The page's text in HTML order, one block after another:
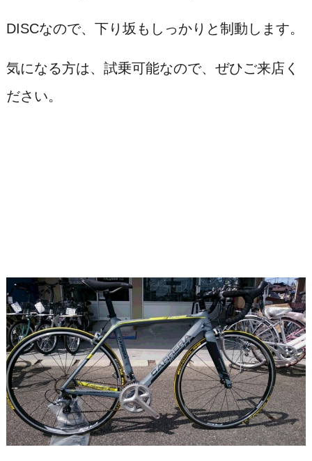
DISCなので、下り坂もしっかりと制動します。
気になる方は、試乗可能なので、ぜひご来店く
ださい。